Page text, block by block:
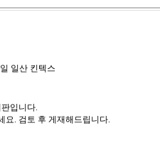
일산 킨텍스
입니다.
요. 검토 후 게재해드립니다.